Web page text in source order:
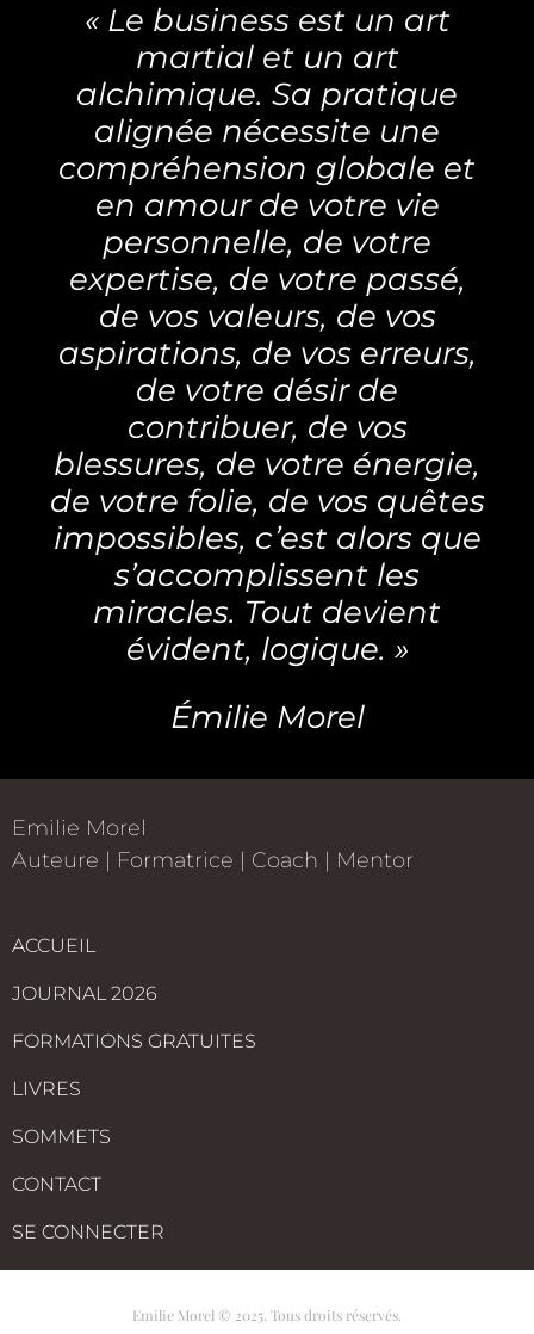
« Le business est un art
martial et un art
alchimique. Sa pratique
alignée nécessite une
compréhension globale et
en amour de votre vie
personnelle, de votre
expertise, de votre passé,
de vos valeurs, de vos
aspirations, de vos erreurs,
de votre désir de
contribuer, de vos
blessures, de votre énergie,
de votre folie, de vos quêtes
impossibles, c’est alors que
s’accomplissent les
miracles. Tout devient
évident, logique. »
Émilie Morel
Emilie Morel
Auteure | Formatrice | Coach | Mentor
ACCUEIL
JOURNAL 2026
FORMATIONS GRATUITES
LIVRES
SOMMETS
CONTACT
SE CONNECTER
Emilie Morel © 2025. Tous droits réservés.